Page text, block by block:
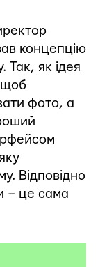
концепцію
Так, як ідея
щоб
фото, а
Відповідно
– це сама